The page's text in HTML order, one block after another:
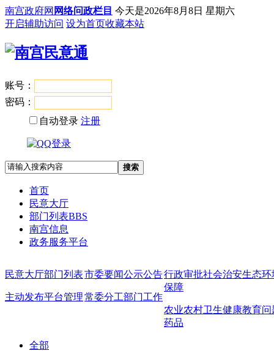
南宫政府网 网络问政栏目 今天是2026年8月8日 星期六
开启辅助访问 设为首页收藏本站
账号：
密码：
自动登录 注册
搜索
首页
民意大厅
部门列表BBS
南宫信息
政务服务平台
民意大厅部门列表
主动发布平台管理
市委要闻公示公告
常委分工部门工作
行政审批社会治安生态环
保障
农业农村卫生健康教育问
药品
全部